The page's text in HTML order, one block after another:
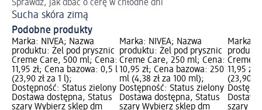
Sprawdź, jak dbać o cerę w chłodne dni
Sucha skóra zimą
Podobne produkty
Marka: NIVEA; Nazwa
produktu: Żel pod prysznic
Creme Care, 500 ml; Cena:
11,95 zł; Cena bazowa: 0,5 l
(23,90 zł za 1 l);
Dostępność: Status zielony
Dostawa dostępna, Status
szary Wybierz sklep dm
Marka: NIVEA; Nazwa
produktu: Żel pod prysznic
Creme Care, 250 ml; Cena:
10,95 zł; Cena bazowa: 250
ml (4,38 zł za 100 ml);
Dostępność: Status zielony
Dostawa dostępna, Status
szary Wybierz sklep dm
Marka:
Creme
11,95
(23,90
szary